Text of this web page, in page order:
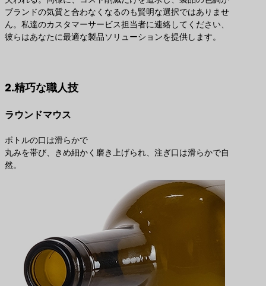
ブランドの気質と合わなくなるのも賢明な選択ではありませ
ん。私達のカスタマーサービス担当者に連絡してください、
彼らはあなたに最適な製品ソリューションを提供します。
2.精巧な職人技
ラウンドマウス
ボトルの口は滑らかで
丸みを帯び、きめ細かく磨き上げられ、注ぎ口は滑らかで自
然。